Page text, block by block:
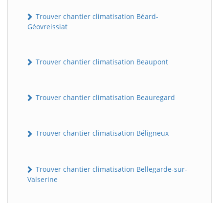
Trouver chantier climatisation Béard-
Géovreissiat
Trouver chantier climatisation Beaupont
Trouver chantier climatisation Beauregard
Trouver chantier climatisation Béligneux
Trouver chantier climatisation Bellegarde-sur-
Valserine